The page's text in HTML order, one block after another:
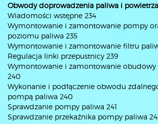
Obwody doprowadzenia paliwa i powietrza
Wiadomości wstępne 234
Wymontowanie i zamontowanie pompy
poziomu paliwa 235
Wymontowanie i zamontowanie filtru
Regulacja linki przepustnicy 239
Wymontowanie i zamontowanie
240
Wykonanie i podłączenie obwodu
pompą paliwa 240
Sprawdzanie pompy paliwa 241
Sprawdzanie przekaźnika pompy paliwa